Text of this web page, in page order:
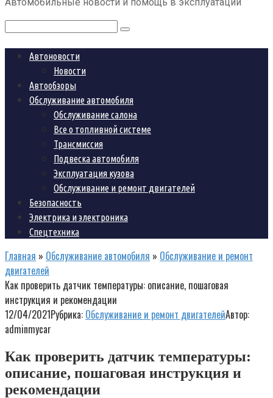
Поиск:
Автоновости
Новости
Автообзоры
Обслуживание автомобиля
Обслуживание салона
Все о топливной системе
Трансмиссия
Подвеска автомобиля
Эксплуатация кузова
Обслуживание и ремонт двигателей
Безопасность
Электрика и электроника
Спецтехника
Главная » Обслуживание автомобиля » Обслуживание и ремонт
двигателей
Как проверить датчик температуры: описание, пошаговая
инструкция и рекомендации
12/04/2021Рубрика: Обслуживание и ремонт двигателейАвтор:
adminmycar
Как проверить датчик температуры:
описание, пошаговая инструкция и
рекомендации